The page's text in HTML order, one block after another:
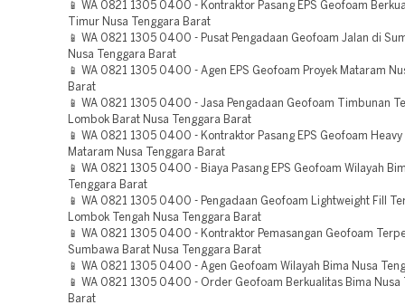
📱 WA 0821 1305 0400 - Kontraktor Pasang EPS Geofoam
Timur Nusa Tenggara Barat
📱 WA 0821 1305 0400 - Pusat Pengadaan Geofoam Jalan di
Nusa Tenggara Barat
📱 WA 0821 1305 0400 - Agen EPS Geofoam Proyek Mataram
Barat
📱 WA 0821 1305 0400 - Jasa Pengadaan Geofoam Timbunan
Lombok Barat Nusa Tenggara Barat
📱 WA 0821 1305 0400 - Kontraktor Pasang EPS Geofoam Heavy
Mataram Nusa Tenggara Barat
📱 WA 0821 1305 0400 - Biaya Pasang EPS Geofoam Wilayah
Tenggara Barat
📱 WA 0821 1305 0400 - Pengadaan Geofoam Lightweight Fill
Lombok Tengah Nusa Tenggara Barat
📱 WA 0821 1305 0400 - Kontraktor Pemasangan Geofoam
Sumbawa Barat Nusa Tenggara Barat
📱 WA 0821 1305 0400 - Agen Geofoam Wilayah Bima Nusa
📱 WA 0821 1305 0400 - Order Geofoam Berkualitas Bima Nusa
Barat